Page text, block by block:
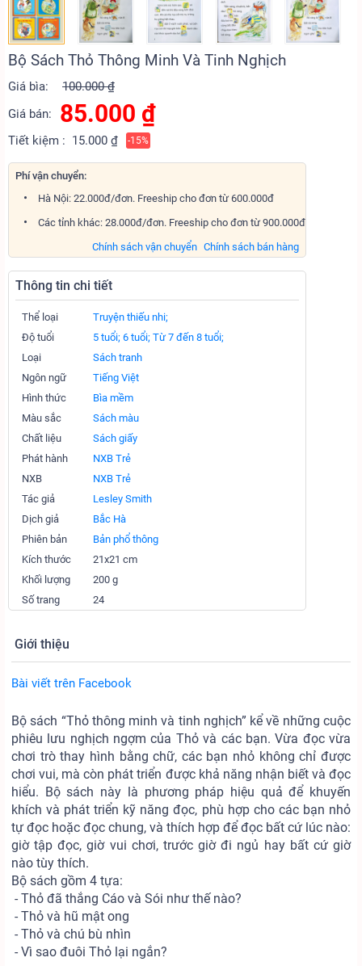
Bộ Sách Thỏ Thông Minh Và Tinh Nghịch
Giá bìa:
100.000 ₫
Giá bán:
85.000 ₫
Tiết kiệm : 15.000 ₫ -15%
Phí vận chuyển:
Hà Nội: 22.000đ/đơn. Freeship cho đơn từ 600.000đ
Các tỉnh khác: 28.000đ/đơn. Freeship cho đơn từ 900.000đ
Chính sách bán hàng
Chính sách vận chuyển
Thông tin chi tiết
Thể loại
Truyện thiếu nhi;
Độ tuổi
5 tuổi; 6 tuổi; Từ 7 đến 8 tuổi;
Loại
Sách tranh
Ngôn ngữ
Tiếng Việt
Hình thức
Bìa mềm
Màu sắc
Sách màu
Chất liệu
Sách giấy
Phát hành
NXB Trẻ
NXB
NXB Trẻ
Tác giả
Lesley Smith
Dịch giả
Bắc Hà
Phiên bản
Bản phổ thông
Kích thước
21x21 cm
Khối lượng
200 g
Số trang
24
Giới thiệu
Bài viết trên Facebook
Bộ sách “Thỏ thông minh và tinh nghịch” kể về những cuộc
phiêu lưu nghịch ngợm của Thỏ và các bạn. Vừa đọc vừa
chơi trò thay hình bằng chữ, các bạn nhỏ không chỉ được
chơi vui, mà còn phát triển được khả năng nhận biết và đọc
hiểu. Bộ sách này là phương pháp hiệu quả để khuyến
khích và phát triển kỹ năng đọc, phù hợp cho các bạn nhỏ
tự đọc hoặc đọc chung, và thích hợp để đọc bất cứ lúc nào:
giờ tập đọc, giờ vui chơi, trước giờ đi ngủ hay bất cứ giờ
nào tùy thích.
Bộ sách gồm 4 tựa:
- Thỏ đã thắng Cáo và Sói như thế nào?
- Thỏ và hũ mật ong
- Thỏ và chú bù nhìn
- Vì sao đuôi Thỏ lại ngắn?